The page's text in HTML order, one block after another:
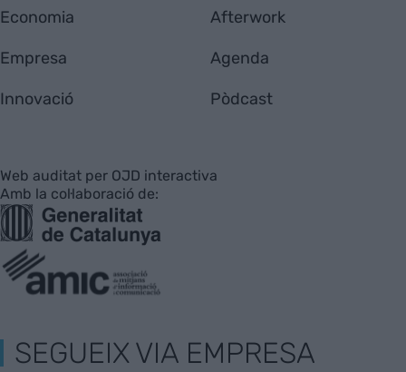
Economia
Empresa
Innovació
Afterwork
Agenda
Pòdcast
Web auditat per OJD interactiva
Amb la col·laboració de:
SEGUEIX VIA EMPRESA